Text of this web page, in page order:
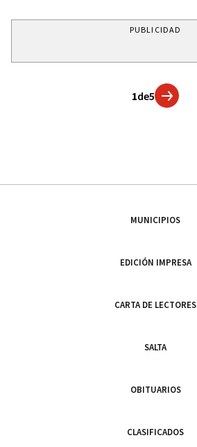
PUBLICIDAD
1de5
MUNICIPIOS
EDICIÓN IMPRESA
CARTA DE LECTORES
SALTA
OBITUARIOS
CLASIFICADOS